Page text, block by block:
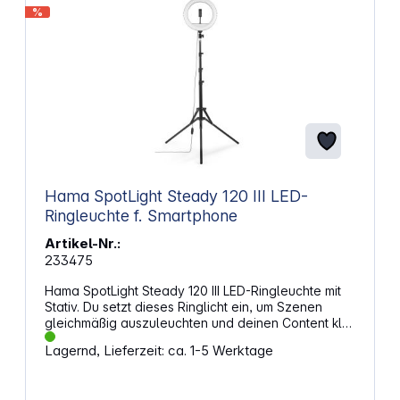
voller Leistung Konstante Helligkeit bei
Batteriebetrieb Erweiterbar mit Flex-Connect 120°
breiter Strahl für Ausleuchtung Notfallmodus mit
Blinklicht oder SOS-Signal Tauchtiefe: bis zu 100 m
Korrosionsbeständiger Aluminium-Metall-
(Kopf): 12,8 x 8,2 x 6,4 cm Gewicht: 557 g
%
Hama SpotLight Steady 120 III LED-
Ringleuchte f. Smartphone
Artikel-Nr.:
233475
Hama SpotLight Steady 120 III LED-Ringleuchte mit
Stativ. Du setzt dieses Ringlicht ein, um Szenen
gleichmäßig auszuleuchten und deinen Content klar
darzustellen. Die Konstruktion bleibt beim Transport
kompakt und passt in unterschiedliche
Lagernd, Lieferzeit: ca. 1-5 Werktage